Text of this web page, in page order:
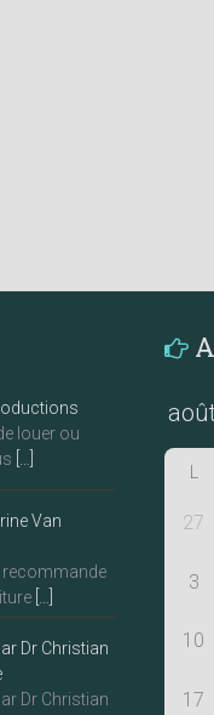
louer ou
Van
recommande
Dr Christian
Dr Christian
27
3
10
17